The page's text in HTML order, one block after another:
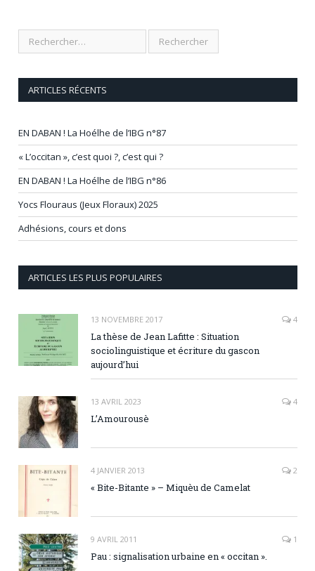
ARTICLES RÉCENTS
EN DABAN ! La Hoélhe de l’IBG n°87
« L’occitan », c’est quoi ?, c’est qui ?
EN DABAN ! La Hoélhe de l’IBG n°86
Yocs Flouraus (Jeux Floraux) 2025
Adhésions, cours et dons
ARTICLES LES PLUS POPULAIRES
13 NOVEMBRE 2017 4
La thèse de Jean Lafitte : Situation
sociolinguistique et écriture du gascon
aujourd’hui
13 AVRIL 2023 4
L’Amourousè
4 JANVIER 2013 2
« Bite-Bitante » – Miquèu de Camelat
9 AVRIL 2011 1
Pau : signalisation urbaine en « occitan ».